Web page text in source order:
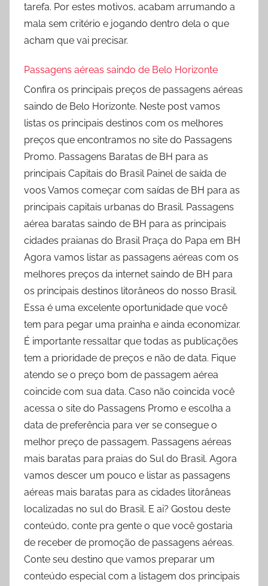
tarefa. Por estes motivos, acabam arrumando a
mala sem critério e jogando dentro dela o que
acham que vai precisar.
Passagens aéreas saindo de Belo Horizonte
Confira os principais preços de passagens aéreas
saindo de Belo Horizonte. Neste post vamos
listas os principais destinos com os melhores
preços que encontramos no site do Passagens
Promo. Passagens Baratas de BH para as
principais Capitais do Brasil Painel de saída de
voos Vamos começar com saídas de BH para as
principais capitais urbanas do Brasil. Passagens
aérea baratas saindo de BH para as principais
cidades praianas do Brasil Praça do Papa em BH
Agora vamos listar as passagens aéreas com os
melhores preços da internet saindo de BH para
os principais destinos litorâneos do nosso Brasil.
Essa é uma excelente oportunidade que você
tem para pegar uma prainha e ainda economizar.
É importante ressaltar que todas as publicações
tem a prioridade de preços e não de data. Fique
atendo se o preço bom de passagem aérea
coincide com sua data. Caso não coincida você
acessa o site do Passagens Promo e escolha a
data de preferência para ver se consegue o
melhor preço de passagem. Passagens aéreas
mais baratas para praias do Sul do Brasil. Agora
vamos descer um pouco e listar as passagens
aéreas mais baratas para as cidades litorâneas
localizadas no sul do Brasil. E ai? Gostou deste
conteúdo, conte pra gente o que você gostaria
de receber de promoção de passagens aéreas.
Conte seu destino que vamos preparar um
conteúdo especial com a listagem dos principais